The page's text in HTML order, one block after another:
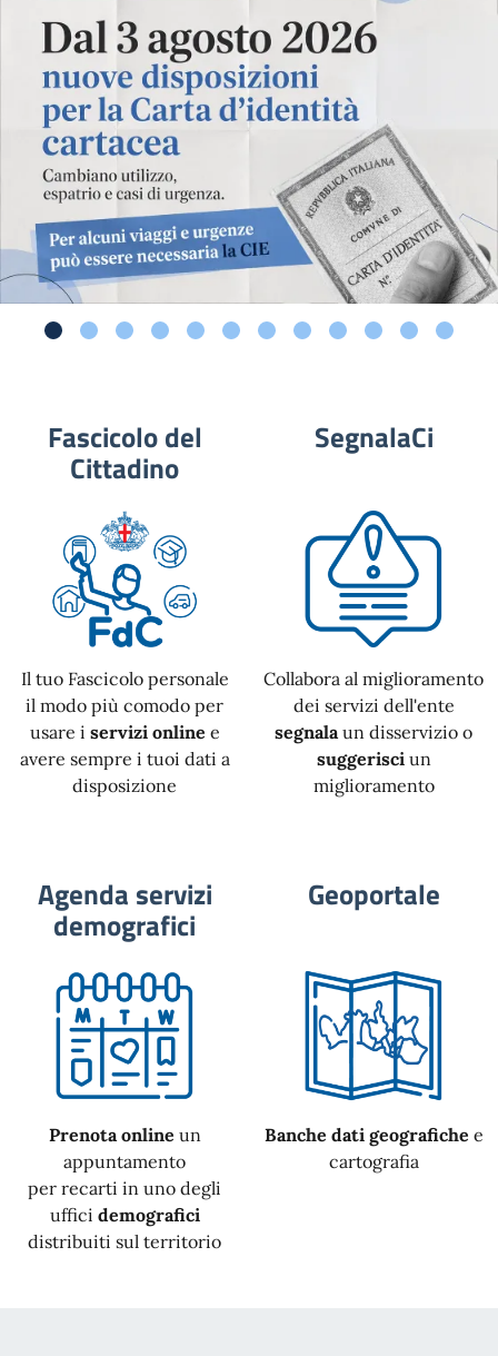
Fascicolo del
Cittadino
Il tuo Fascicolo personale
il modo più comodo per
usare i servizi online e
avere sempre i tuoi dati a
disposizione
SegnalaCi
Collabora al miglioramento
dei servizi dell'ente
segnala un disservizio o
suggerisciun
miglioramento
Agenda servizi
demografici
Prenota online un
appuntamento
per recarti in uno degli
uffici demografici
distribuiti sul territorio
Geoportale
Banche dati geografiche e
cartografia